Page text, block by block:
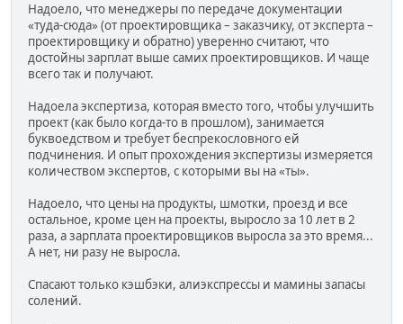
Надоело, что менеджеры по передаче документации
«туда-сюда» (от проектировщика – заказчику, от эксперта –
проектировщику и обратно) уверенно считают, что
достойны зарплат выше самих проектировщиков. И чаще
всего так и получают.
Надоела экспертиза, которая вместо того, чтобы улучшить
проект (как было когда-то в прошлом), занимается
буквоедством и требует беспрекословного ей
подчинения. И опыт прохождения экспертизы измеряется
количеством экспертов, с которыми вы на «ты».
Надоело, что цены на продукты, шмотки, проезд и все
остальное, кроме цен на проекты, выросло за 10 лет в 2
раза, а зарплата проектировщиков выросла за это время...
А нет, ни разу не выросла.
Спасают только кэшбэки, алиэкспрессы и мамины запасы
солений.